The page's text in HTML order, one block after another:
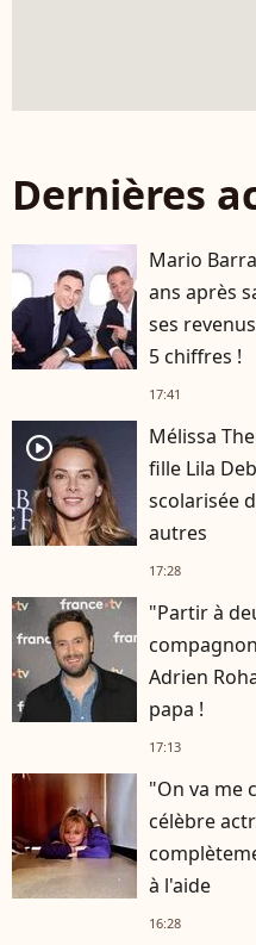
Dernières
Mario
ans après
ses
5 chiffres !
17:41
player2
Mélissa
fille Lila
scolarisée
autres
17:28
"Partir à
Adrien
papa !
17:13
"On va me
célèbre
à l'aide
16:28